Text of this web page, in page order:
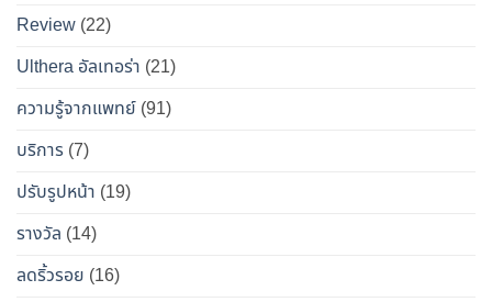
Review (22)
Ulthera อัลเทอร่า (21)
ความรู้จากแพทย์ (91)
บริการ (7)
ปรับรูปหน้า (19)
รางวัล (14)
ลดริ้วรอย (16)